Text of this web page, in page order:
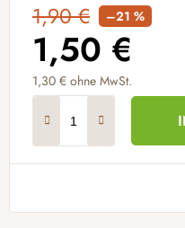
1,90 € –21 %
1,50 €
1,30 € ohne MwSt.